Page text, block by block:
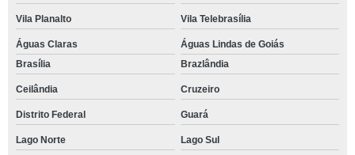
Vila Planalto Vila Telebrasília
Águas Claras
Águas Lindas de Goiás
Brasília
Brazlândia
Ceilândia Cruzeiro
Distrito Federal Guará
Lago Norte Lago Sul